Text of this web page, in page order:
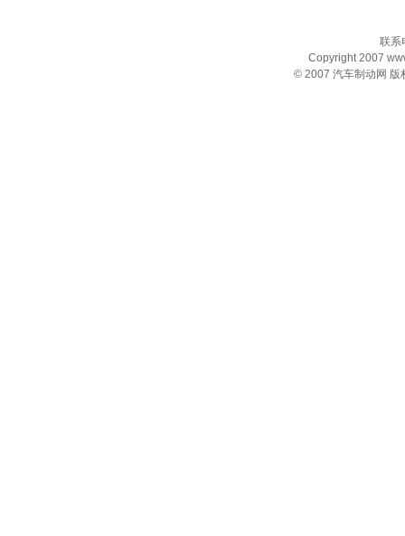
联系
Copyright 2007
© 2007 汽车制动网 版